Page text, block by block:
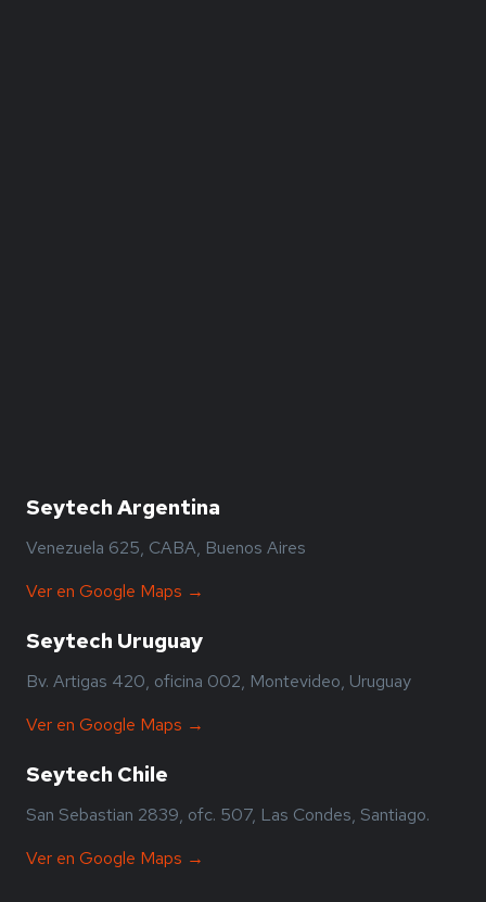
Seytech Argentina
Venezuela 625, CABA, Buenos Aires
Ver en Google Maps →
Seytech Uruguay
Bv. Artigas 420, oficina 002, Montevideo, Uruguay
Ver en Google Maps →
Seytech Chile
San Sebastian 2839, ofc. 507, Las Condes, Santiago.
Ver en Google Maps →